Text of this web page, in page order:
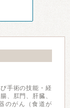
手術の技能・経
、肛門、肝臓、
のがん（食道が